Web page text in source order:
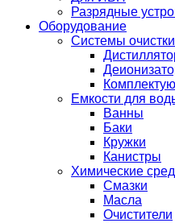
Разрядные
Оборудование
Системы
Емкости для
Ванны
Баки
Кружки
Канистры
Химические
Смазки
Масла
Очистители